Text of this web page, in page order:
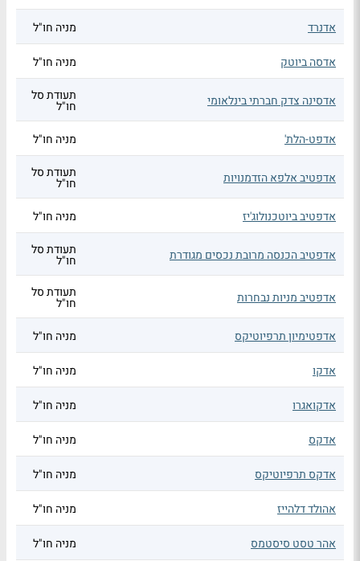
אדנרד מניה חו"ל
אדסה ביוטק מניה חו"ל
אדסינה צדק חברתי בינלאומי תעודת סל
חו"ל
אדפט-הלת'
מניה חו"ל
אדפטיב אלפא הזדמנויות תעודת סל
חו"ל
אדפטיב ביוטכנולוג'יז
מניה חו"ל
אדפטיב הכנסה מרובת נכסים מגודרת תעודת סל
חו"ל
אדפטיב מניות נבחרות תעודת סל
חו"ל
אדפטימיון תרפיוטיקס
מניה חו"ל
אדקו מניה חו"ל
אדקואגרו מניה חו"ל
אדקס מניה חו"ל
אדקס תרפיוטיקס מניה חו"ל
אהולד דלהייז מניה חו"ל
אהר טסט סיסטמס מניה חו"ל